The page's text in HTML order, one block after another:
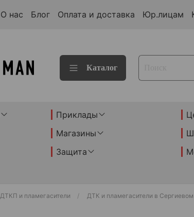
О нас Блог Оплата и доставка Юр.лицам
Каталог
Приклады
Магазины
Защита
ДТКП и пламегасители ДТК и пламегасители в